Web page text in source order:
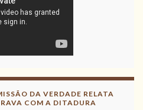
DA VERDADE RELATA
COM A DITADURA